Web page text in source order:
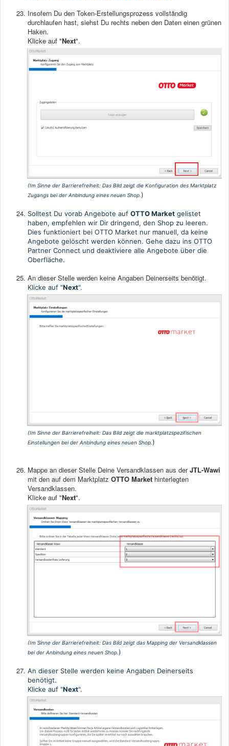
Insofern Du den Token-Erstellungsprozess vollständig
durchlaufen hast, siehst Du rechts neben den Daten einen grünen
Haken.
Klicke auf "Next".
(Im Sinne der Barrierefreiheit: Das Bild zeigt die Konfiguration des Marktplatz
Zugangs bei der Anbindung eines neuen Shop )
Solltest Du vorab Angebote auf OTTO Market gelistet
haben, empfehlen wir Dir dringend, den Shop zu leeren.
Dies funktioniert bei OTTO Market nur manuell, da keine
Angebote gelöscht werden können. Gehe dazu ins OTTO
Partner Connect und deaktiviere alle Angebote über die
Oberfläche.
An dieser Stelle werden keine Angaben Deinerseits benötigt.
Klicke auf "Next".
(Im Sinne der Barrierefreiheit: Das Bild zeigt die marktplatzspezifischen
Einstellungen bei der Anbindung eines neuen Shop. )
Mappe an dieser Stelle Deine Versandklassen aus derJTL-Wawi
mit den auf dem Marktplatz OTTO Market hinterlegten
Versandklassen.
Klicke auf "Next".
(Im Sinne der Barrierefreiheit: Das Bild zeigt das Mapping der Versandklassen
bei der Anbindung eines neuen Shop. )
An dieser Stelle werden keine Angaben Deinerseits
benötigt.
Klicke auf "Next".